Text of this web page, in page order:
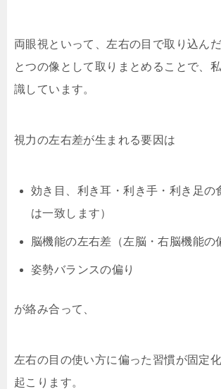
両眼視といって、左右の目で取り込ん
とつの像として取りまとめることで、
識しています。
視力の左右差が生まれる要因は
効き目、利き耳・利き手・利き足の
は一致します）
脳機能の左右差（左脳・右脳機能の
姿勢バランスの偏り
が絡み合って、
左右の目の使い方に偏った習慣が固定
起こります。